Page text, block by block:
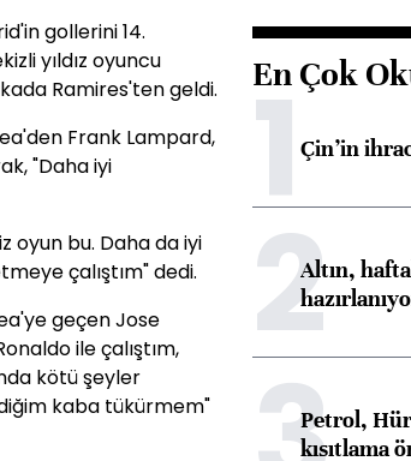
gollerini 14.
yıldız oyuncu
Ramires'ten geldi.
Frank Lampard,
"Daha iyi
oyun bu. Daha da iyi
çalıştım" dedi.
geçen Jose
ile çalıştım,
kötü şeyler
kaba tükürmem"
En Çok
1Çin’in
2Altın,
Petrol,
kısıtlama